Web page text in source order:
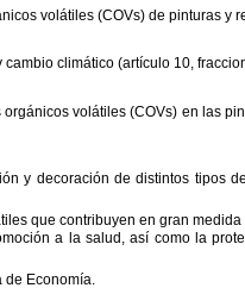
volátiles (COVs) de pinturas y
cambio climático (artículo 10,
orgánicos volátiles (COVs) en las
y decoración de distintos tipos de
que contribuyen en gran medida
a la salud, así como la
de Economía.